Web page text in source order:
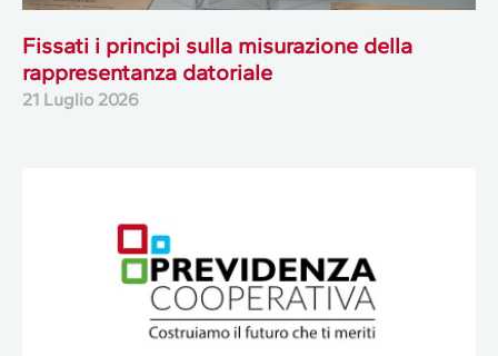
Fissati i principi sulla misurazione della
rappresentanza datoriale
21 Luglio 2026